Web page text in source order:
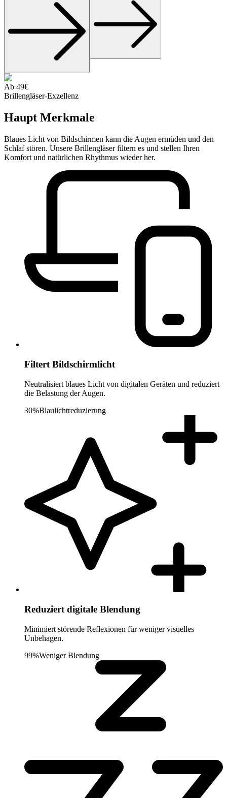
Ab 49€
Brillengläser-Exzellenz
Haupt Merkmale
Blaues Licht von Bildschirmen kann die Augen ermüden und den
Schlaf stören. Unsere Brillengläser filtern es und stellen Ihren
Komfort und natürlichen Rhythmus wieder her.
Filtert Bildschirmlicht
Neutralisiert blaues Licht von digitalen Geräten und reduziert
die Belastung der Augen.
30%Blaulichtreduzierung
Reduziert digitale Blendung
Minimiert störende Reflexionen für weniger visuelles
Unbehagen.
99%Weniger Blendung